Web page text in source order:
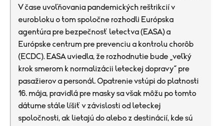
V čase uvoľňovania pandemických reštrikcií v
eurobloku o tom spoločne rozhodli Európska
agentúra pre bezpečnosť letectva (EASA) a
Európske centrum pre prevenciu a kontrolu chorôb
(ECDC). EASA uviedla, že rozhodnutie bude „veľký
krok smerom k normalizácii leteckej dopravy“ pre
pasažierov a personál. Opatrenie vstúpi do platnosti
16. mája, pravidlá pre masky sa však môžu po tomto
dátume stále líšiť v závislosti od leteckej
spoločnosti, ak lietajú do alebo z destinácií, kde sú